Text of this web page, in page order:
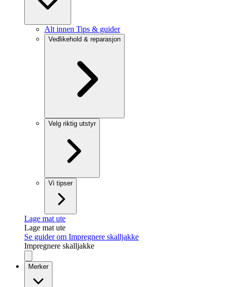
Alt innen Tips & guider
Vedlikehold & reparasjon
Velg riktig utstyr
Vi tipser
Lage mat ute
Lage mat ute
Se guider om Impregnere skalljakke
Impregnere skalljakke
Merker